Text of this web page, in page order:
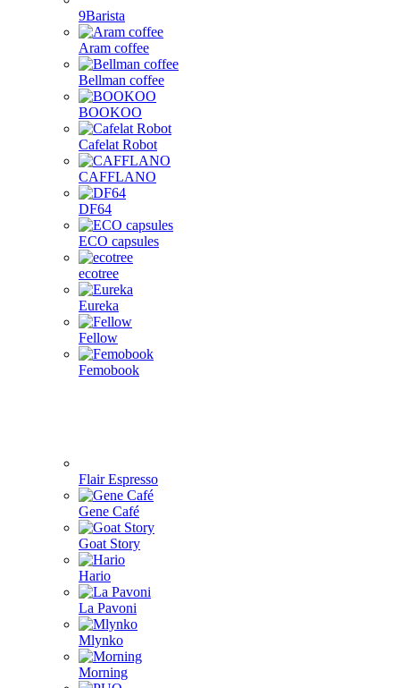
9Barista
Aram coffee
Bellman coffee
BOOKOO
Cafelat Robot
CAFFLANO
DF64
ECO capsules
ecotree
Eureka
Fellow
Femobook
Flair Espresso
Gene Café
Goat Story
Hario
La Pavoni
Mlynko
Morning